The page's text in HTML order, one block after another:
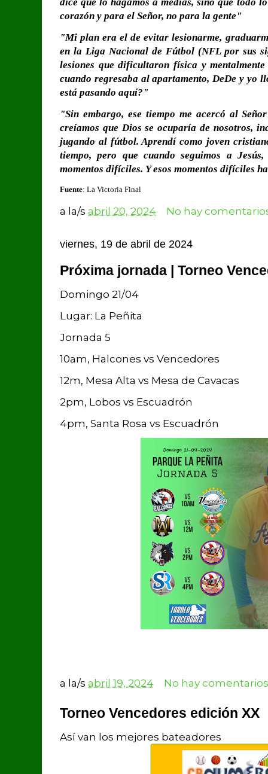
corazón y para el Señor, no para la gente"
"Mi plan era el de evitar lesionarme,
en la Liga Nacional de Fútbol (NFL por sus
lesiones que dificultaron física y
cuando regresaba al apartamento, DeDe y yo
está pasando aquí?"
"Sin embargo, ese tiempo me acercó al
creíamos que Dios se ocuparía de nosotros,
jugando al fútbol. Aprendí como joven
tiempo, pero que cuando seguimos a
momentos difíciles. Y esos momentos difíciles
Fuente: La Victoria Final
a la/s abril 20, 2024 No hay
viernes, 19 de abril de 2024
Próxima jornada | Torneo
Domingo 21/04
Lugar: La Peñita
Jornada 5
10am, Halcones vs Vencedores
12m, Mesa Alta vs Mesa de Cavacas
2pm, Lobos vs Escuadrón
4pm, Santa Rosa vs Escuadrón
a la/s abril 19, 2024 No hay
Torneo Vencedores edición XX
Así van los mejores bateadores